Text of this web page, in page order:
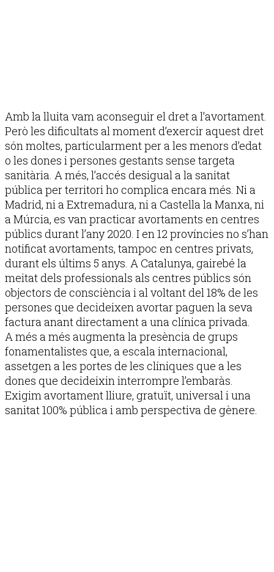
Amb la lluita vam aconseguir el dret a l’avortament.
Però les dificultats al moment d’exercir aquest dret
són moltes, particularment per a les menors d’edat
o les dones i persones gestants sense targeta
sanitària. A més, l’accés desigual a la sanitat
pública per territori ho complica encara més. Ni a
Madrid, ni a Extremadura, ni a Castella la Manxa, ni
a Múrcia, es van practicar avortaments en centres
públics durant l’any 2020. I en 12 províncies no s’han
notificat avortaments, tampoc en centres privats,
durant els últims 5 anys. A Catalunya, gairebé la
meitat dels professionals als centres públics són
objectors de consciència i al voltant del 18% de les
persones que decideixen avortar paguen la seva
factura anant directament a una clínica privada.
A més a més augmenta la presència de grups
fonamentalistes que, a escala internacional,
assetgen a les portes de les clíniques que a les
dones que decideixin interrompre l’embaràs.
Exigim avortament lliure, gratuït, universal i una
sanitat 100% pública i amb perspectiva de gènere.